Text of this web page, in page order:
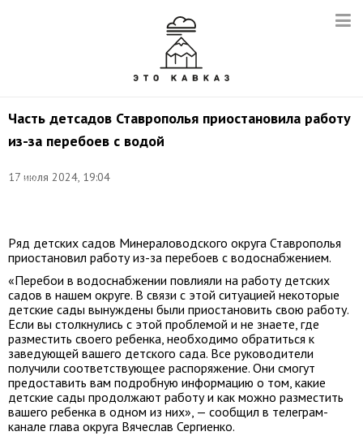
Часть детсадов Ставрополья приостановила работу
из-за перебоев с водой
17 июля 2024, 19:04
Сергей
Ряд детских садов Минераловодского округа Ставрополья
приостановил работу из-за перебоев с водоснабжением.
«Перебои в водоснабжении повлияли на работу детских
садов в нашем округе. В связи с этой ситуацией некоторые
детские сады вынуждены были приостановить свою работу.
Если вы столкнулись с этой проблемой и не знаете, где
разместить своего ребенка, необходимо обратиться к
заведующей вашего детского сада. Все руководители
получили соответствующее распоряжение. Они смогут
предоставить вам подробную информацию о том, какие
детские сады продолжают работу и как можно разместить
вашего ребенка в одном из них», — сообщил в телеграм-
канале глава округа Вячеслав Сергиенко.